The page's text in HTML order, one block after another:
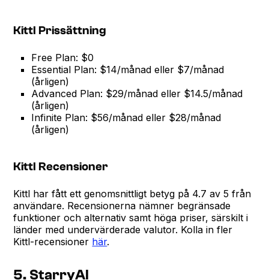
Kittl Prissättning
Free Plan: $0
Essential Plan: $14/månad eller $7/månad
(årligen)
Advanced Plan: $29/månad eller $14.5/månad
(årligen)
Infinite Plan: $56/månad eller $28/månad
(årligen)
Kittl Recensioner
Kittl har fått ett genomsnittligt betyg på 4.7 av 5 från
användare. Recensionerna nämner begränsade
funktioner och alternativ samt höga priser, särskilt i
länder med undervärderade valutor. Kolla in fler
Kittl-recensioner här.
5. StarryAI